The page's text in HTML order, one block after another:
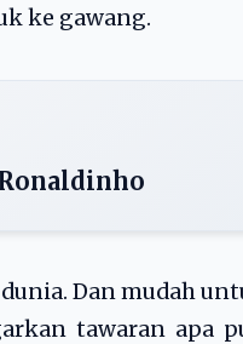
ke gawang.
Dan mudah
tawaran apa